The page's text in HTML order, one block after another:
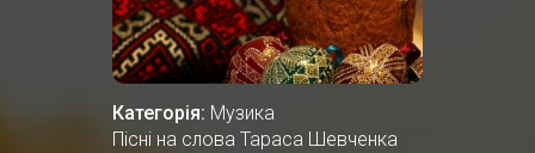
Категорія: Музика
Пісні на слова Тараса Шевченка